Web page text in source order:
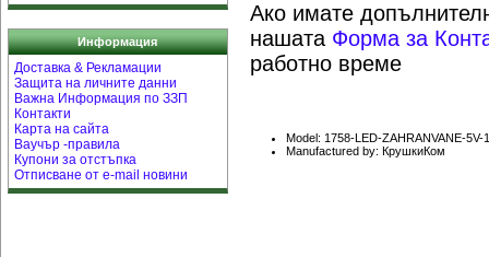
Информация
Доставка & Рекламации
Защита на личните данни
Важна Информация по ЗЗП
Контакти
Карта на сайта
Ваучър -правила
Купони за отстъпка
Отписване от e-mail новини
Ако имате
нашата Форма за
работно време
Model: 1758-LED-ZAHRANVANE-5V-
Manufactured by: КрушкиКом